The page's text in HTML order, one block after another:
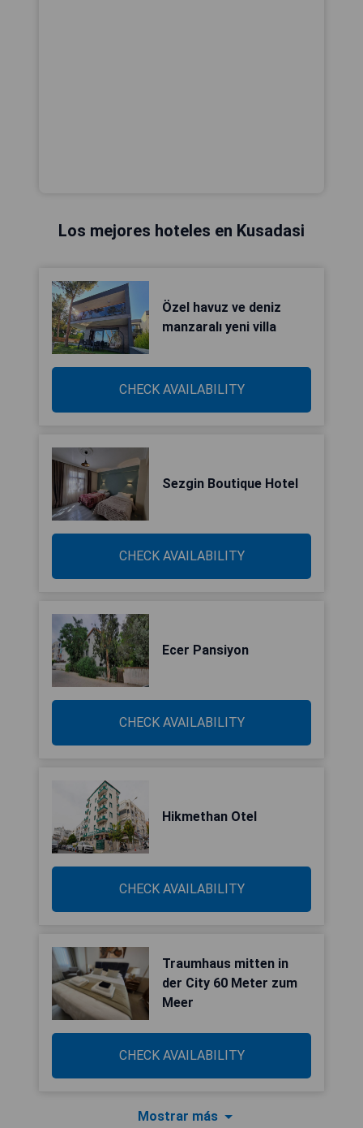
Los mejores hoteles en Kusadasi
Özel havuz ve deniz
manzaralı yeni villa
CHECK AVAILABILITY
Sezgin Boutique Hotel
CHECK AVAILABILITY
Ecer Pansiyon
CHECK AVAILABILITY
Hikmethan Otel
CHECK AVAILABILITY
Traumhaus mitten in
der City 60 Meter zum
Meer
CHECK AVAILABILITY
Mostrar más